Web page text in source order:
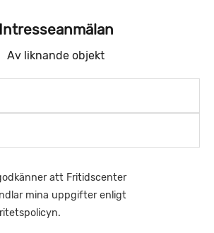
Intresseanmälan
Av liknande objekt
att Fritidscenter
mina uppgifter enligt